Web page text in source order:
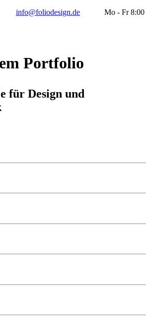
info@foliodesign.de
Mo - Fr 8:00
Portfolio
für Design und